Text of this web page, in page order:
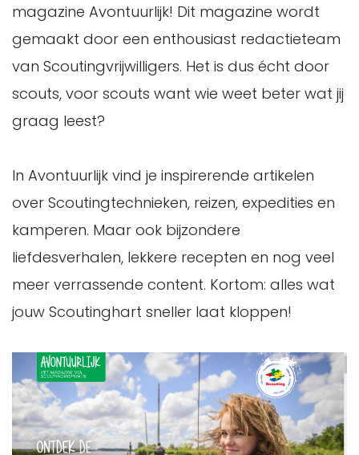
magazine Avontuurlijk! Dit magazine wordt
gemaakt door een enthousiast redactieteam
van Scoutingvrijwilligers. Het is dus écht door
scouts, voor scouts want wie weet beter wat jij
graag leest?
In Avontuurlijk vind je inspirerende artikelen
over Scoutingtechnieken, reizen, expedities en
kamperen. Maar ook bijzondere
liefdesverhalen, lekkere recepten en nog veel
meer verrassende content. Kortom: alles wat
jouw Scoutinghart sneller laat kloppen!